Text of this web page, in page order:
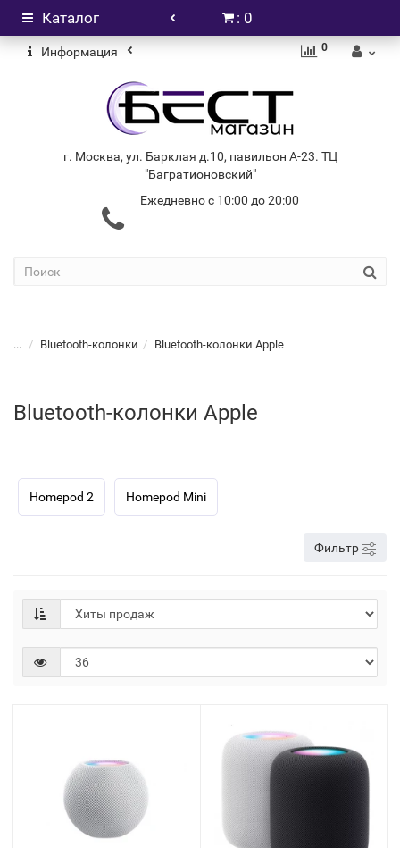
Информация 0
г. Москва, ул. Барклая д.10, павильон А-23. ТЦ
"Багратионовский"
Ежедневно с 10:00 до 20:00
Каталог : 0
... Bluetooth-колонки Bluetooth-колонки Apple
Bluetooth-колонки Apple
Homepod 2 Homepod Mini
Фильтр